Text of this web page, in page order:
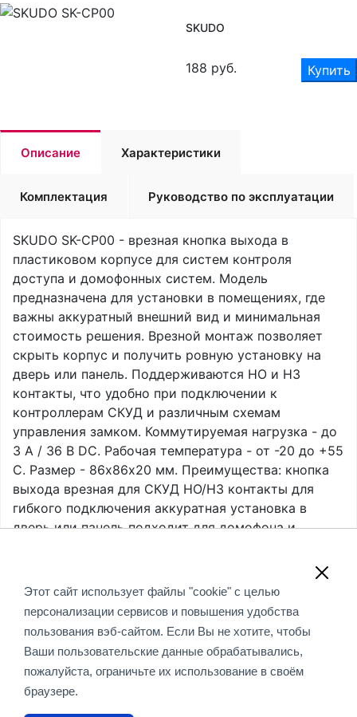
SKUDO
188 руб. Купить
Описание Характеристики
Комплектация Руководство по эксплуатации
SKUDO SK-CP00 - врезная кнопка выхода в
пластиковом корпусе для систем контроля
доступа и домофонных систем. Модель
предназначена для установки в помещениях, где
важны аккуратный внешний вид и минимальная
стоимость решения. Врезной монтаж позволяет
скрыть корпус и получить ровную установку на
дверь или панель. Поддерживаются НО и НЗ
контакты, что удобно при подключении к
контроллерам СКУД и различным схемам
управления замком. Коммутируемая нагрузка - до
3 А / 36 В DC. Рабочая температура - от -20 до +55
C. Размер - 86х86х20 мм. Преимущества: кнопка
выхода врезная для СКУД НО/НЗ контакты для
гибкого подключения аккуратная установка в
дверь или панель подходит для домофона и
Обращаем Ваше внимание, что вся информация,
размещенная на данном интернет-сайте, носит
информационный характер и не является публичной
офертой, определяемой положениями Статьи 437 (2)
ГК РФ.
Этот сайт использует файлы "cookie" с целью
персонализации сервисов и повышения удобства
пользования вэб-сайтом. Если Вы не хотите, чтобы
Ваши пользовательские данные обрабатывались,
пожалуйста, ограничьте их использование в своём
браузере.